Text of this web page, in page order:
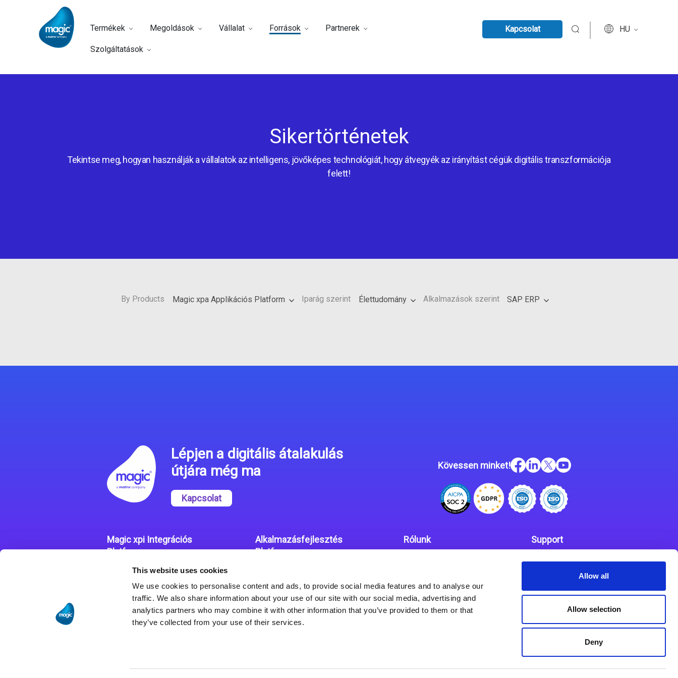
This website uses cookies
We use cookies to personalise content and ads, to provide social media features and to analyse our
traffic. We also share information about your use of our site with our social media, advertising and
analytics partners who may combine it with other information that you’ve provided to them or that
they’ve collected from your use of their services.
Allow all
Allow selection
Deny
Termékek Megoldások Vállalat Források Partnerek
Szolgáltatások
Kapcsolat HU
Sikertörténetek
Tekintse meg, hogyan használják a vállalatok az intelligens, jövőképes technológiát, hogy átvegyék az irányítást cégük digitális transzformációja
felett!
By Products Magic xpa Applikációs Platform Iparág szerint Élettudomány Alkalmazások szerint SAP ERP
Lépjen a digitális átalakulás
útjára még ma
Kapcsolat
Kövessen minket!
Magic xpi Integrációs
Platform
Integrációs Platform
Sikertörténetek
Alkalmazásfejlesztés
Platform
platform
Magic xpa Web Alkalmazás
Keretrendszer
Rólunk
Support
Kapcsolat